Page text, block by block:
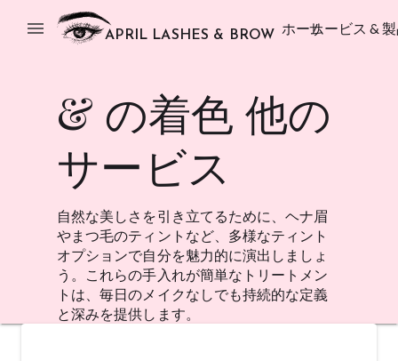
menu APRIL LASHES & BROW ホームサービス &
& の着色 他の
サービス
自然な美しさを引き立てるために、ヘナ眉
やまつ毛のティントなど、多様なティント
オプションで自分を魅力的に演出しましょ
う。これらの手入れが簡単なトリートメン
トは、毎日のメイクなしでも持続的な定義
と深みを提供します。